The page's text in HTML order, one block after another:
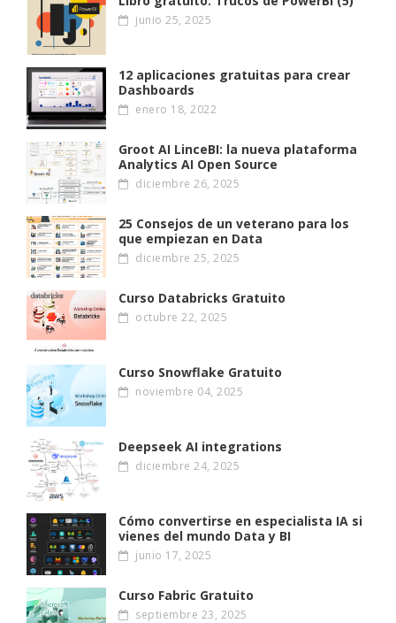
junio 25, 2025
12 aplicaciones gratuitas para crear
Dashboards
enero 18, 2022
Groot AI LinceBI: la nueva plataforma
Analytics AI Open Source
diciembre 26, 2025
25 Consejos de un veterano para los
que empiezan en Data
diciembre 25, 2025
Curso Databricks Gratuito
octubre 22, 2025
Curso Snowflake Gratuito
noviembre 04, 2025
Deepseek AI integrations
diciembre 24, 2025
Cómo convertirse en especialista IA si
vienes del mundo Data y BI
junio 17, 2025
Curso Fabric Gratuito
septiembre 23, 2025